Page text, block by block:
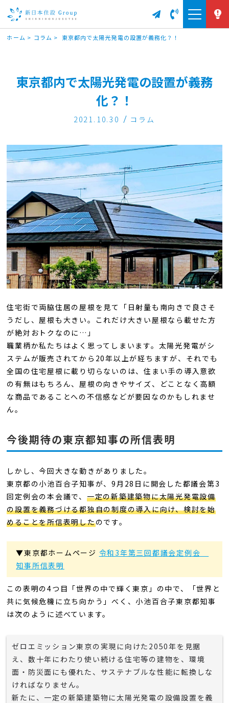
ホーム > コラム > 東京都内で太陽光発電の設置が義務化？！
東京都内で太陽光発電の設置が義務
化？！
2021.10.30 コラム
住宅街で両脇住居の屋根を見て「日射量も南向きで良さそ
うだし、屋根も大きい。これだけ大きい屋根なら載せた方
が絶対おトクなのに…」
職業柄か私たちはよく思ってしまいます。太陽光発電がシ
ステムが販売されてから20年以上が経ちますが、それでも
全国の住宅屋根に載り切らないのは、住まい手の導入意欲
の有無はもちろん、屋根の向きやサイズ、どことなく高額
な商品であることへの不信感などが要因なのかもしれませ
ん。
今後期待の東京都知事の所信表明
しかし、今回大きな動きがありました。
東京都の小池百合子知事が、9月28日に開会した都議会第3
回定例会の本会議で、 一定の新築建築物に太陽光発電設備
の設置を義務づける都独自の制度の導入に向け、検討を始
めることを所信表明したのです。
▼東京都ホームページ 令和3年第三回都議会定例会
知事所信表明
この表明の4つ目「世界の中で輝く東京」の中で、「世界と
共に気候危機に立ち向かう」べく、小池百合子東京都知事
は次のように述べています。
ゼロエミッション東京の実現に向けた2050年を見据
え、数十年にわたり使い続ける住宅等の建物を、環境
面・防災面にも優れた、サステナブルな性能に転換しな
ければなりません。
新たに、一定の新築建築物に太陽光発電の設備設置を義